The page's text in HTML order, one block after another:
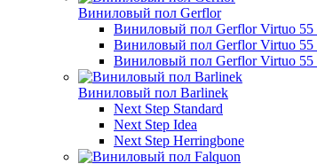
Виниловый пол Gerflor
Виниловый пол Gerflor Virtuo 55
Виниловый пол Gerflor Virtuo 55
Виниловый пол Gerflor Virtuo 55
Виниловый пол Barlinek
Next Step Standard
Next Step Idea
Next Step Herringbone